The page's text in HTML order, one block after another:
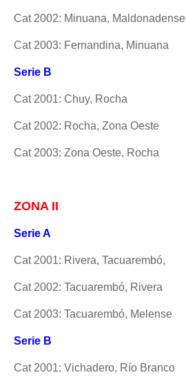
Cat 2002: Minuana, Maldonadense
Cat 2003: Fernandina, Minuana
Serie B
Cat 2001: Chuy, Rocha
Cat 2002: Rocha, Zona Oeste
Cat 2003: Zona Oeste, Rocha
ZONA II
Serie A
Cat 2001: Rivera, Tacuarembó,
Cat 2002: Tacuarembó, Rivera
Cat 2003: Tacuarembó, Melense
Serie B
Cat 2001: Vichadero, Río Branco